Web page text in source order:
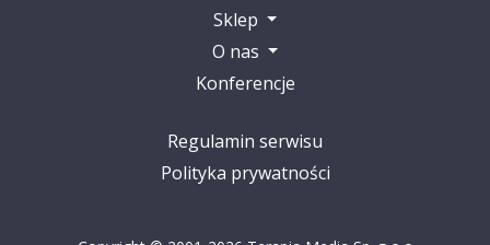
Sklep
O nas
Konferencje
Regulamin serwisu
Polityka prywatności